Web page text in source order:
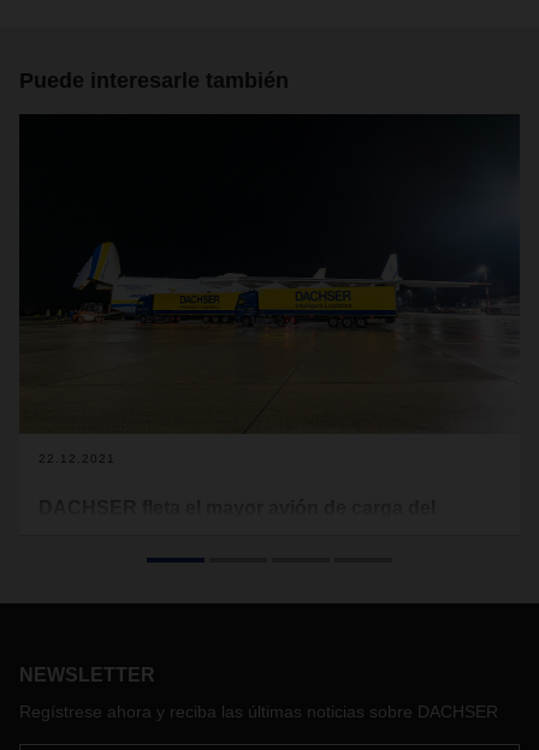
Puede interesarle también
22.12.2021
han fletado los aviones de carga más grandes del mundo,
responsable de la distribución de los productos a través de
NEWSLETTER
Regístrese ahora y reciba las últimas noticias sobre DACHSER